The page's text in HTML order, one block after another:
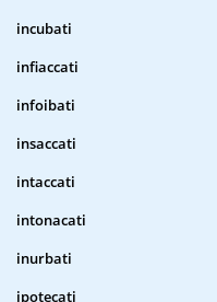
incubati
infiaccati
infoibati
insaccati
intaccati
intonacati
inurbati
ipotecati